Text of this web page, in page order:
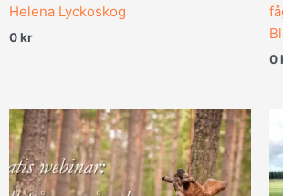
Helena Lyckoskog
0kr
0